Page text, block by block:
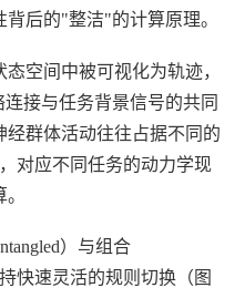
背后的"整洁"的计算原理。
空间中被可视化为轨迹，
连接与任务背景信号的共同
群体活动往往占据不同的
，对应不同任务的动力学现
）与组合
快速灵活的规则切换（图